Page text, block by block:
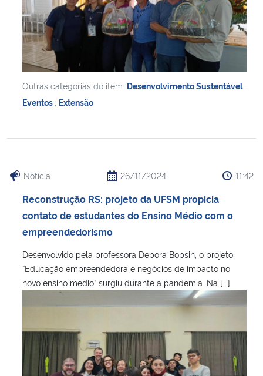
Outras categorias do item: Desenvolvimento Sustentável
Eventos Extensão
Notícia 26/11/2024 11:42
Reconstrução RS: projeto da UFSM propicia
contato de estudantes do Ensino Médio com o
empreendedorismo
Desenvolvido pela professora Debora Bobsin, o projeto
“Educação empreendedora e negócios de impacto no
novo ensino médio” surgiu durante a pandemia. Na [...]